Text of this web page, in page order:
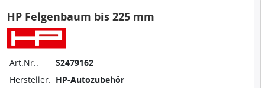
HP Felgenbaum bis 225 mm
Art.Nr.:
S2479162
Hersteller: HP-Autozubehör